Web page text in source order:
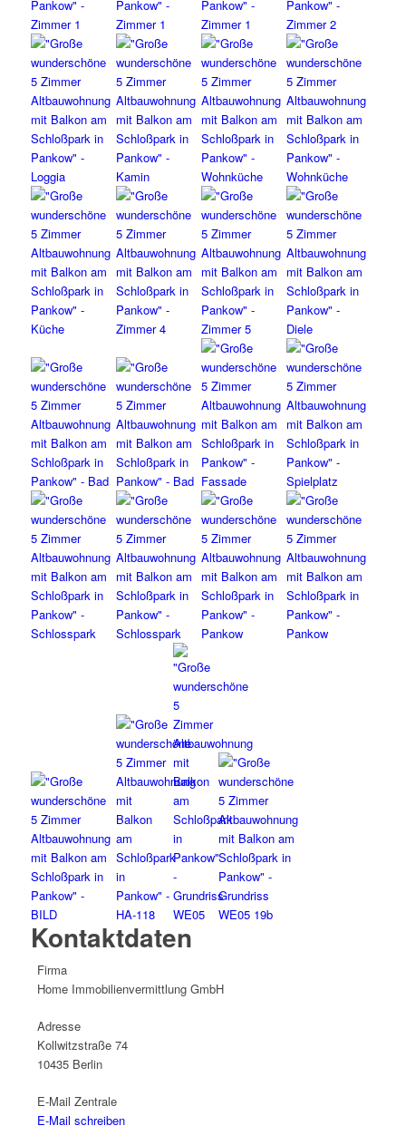
Kontaktdaten
Firma
Home Immobilienvermittlung GmbH
Adresse
Kollwitzstraße 74
10435 Berlin
E-Mail Zentrale
E-Mail schreiben